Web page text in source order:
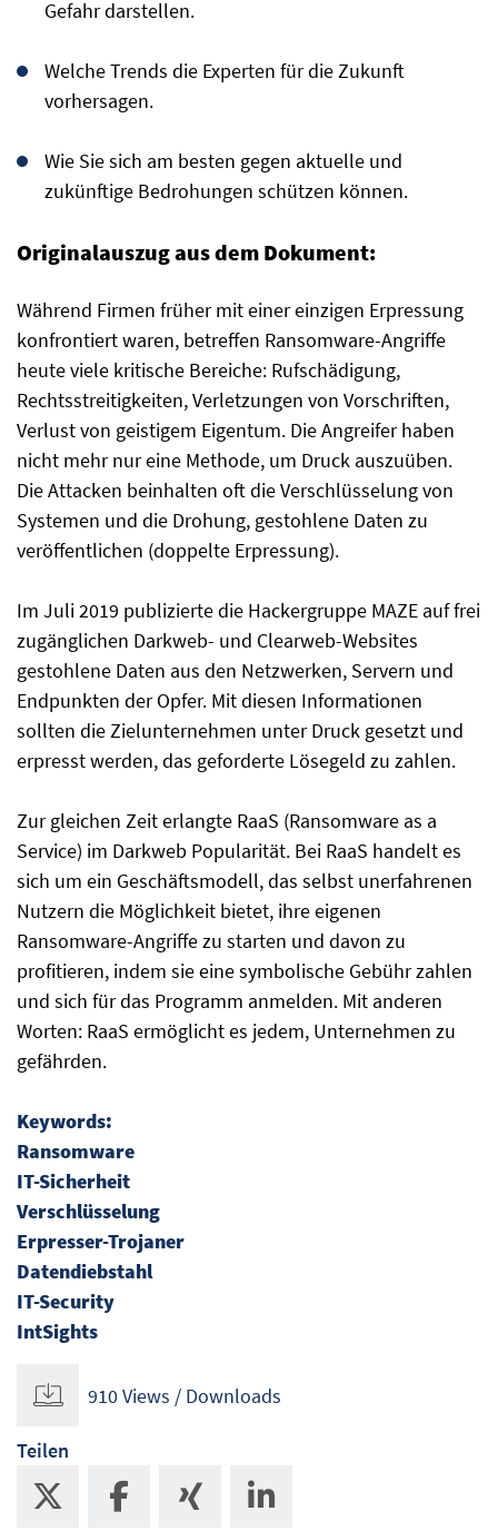
Gefahr darstellen.
Welche Trends die Experten für die Zukunft
vorhersagen.
Wie Sie sich am besten gegen aktuelle und
zukünftige Bedrohungen schützen können.
Originalauszug aus dem Dokument:
Während Firmen früher mit einer einzigen Erpressung
konfrontiert waren, betreffen Ransomware-Angriffe
heute viele kritische Bereiche: Rufschädigung,
Rechtsstreitigkeiten, Verletzungen von Vorschriften,
Verlust von geistigem Eigentum. Die Angreifer haben
nicht mehr nur eine Methode, um Druck auszuüben.
Die Attacken beinhalten oft die Verschlüsselung von
Systemen und die Drohung, gestohlene Daten zu
veröffentlichen (doppelte Erpressung).
Im Juli 2019 publizierte die Hackergruppe MAZE auf frei
zugänglichen Darkweb- und Clearweb-Websites
gestohlene Daten aus den Netzwerken, Servern und
Endpunkten der Opfer. Mit diesen Informationen
sollten die Zielunternehmen unter Druck gesetzt und
erpresst werden, das geforderte Lösegeld zu zahlen.
Zur gleichen Zeit erlangte RaaS (Ransomware as a
Service) im Darkweb Popularität. Bei RaaS handelt es
sich um ein Geschäftsmodell, das selbst unerfahrenen
Nutzern die Möglichkeit bietet, ihre eigenen
Ransomware-Angriffe zu starten und davon zu
profitieren, indem sie eine symbolische Gebühr zahlen
und sich für das Programm anmelden. Mit anderen
Worten: RaaS ermöglicht es jedem, Unternehmen zu
gefährden.
Keywords:
Ransomware
IT-Sicherheit
Verschlüsselung
Erpresser-Trojaner
Datendiebstahl
IT-Security
IntSights
910 Views / Downloads
Teilen